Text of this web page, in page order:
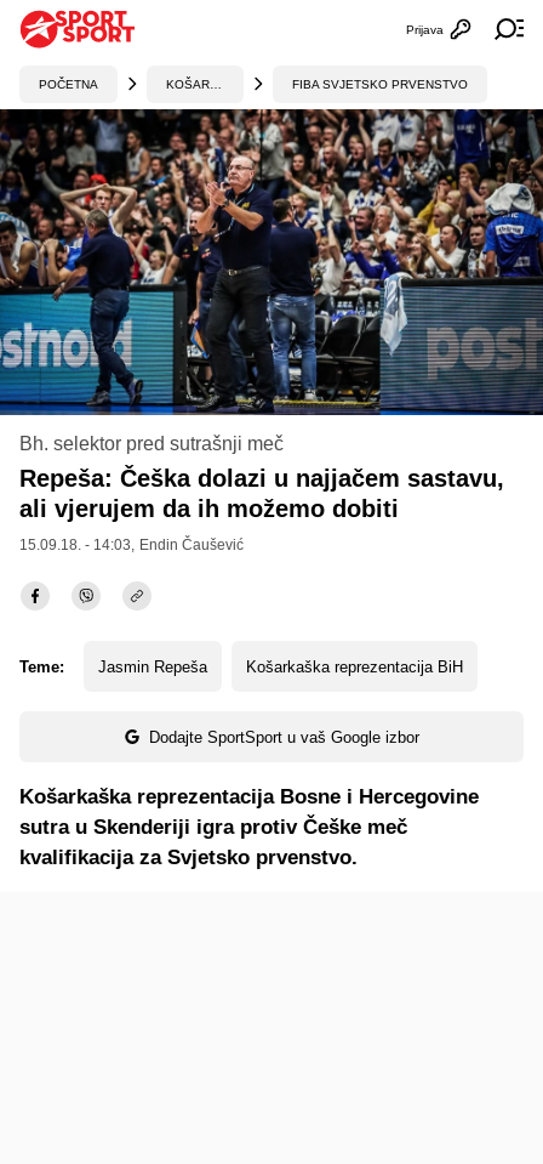
Otvori
Prijava
POČETNA FIBA SVJETSKO PRVENSTVO
Bh. selektor pred sutrašnji meč
Repeša: Češka dolazi u najjačem sastavu,
ali vjerujem da ih možemo dobiti
15.09.18. - 14:03, Endin Čaušević
Teme: Jasmin Repeša Košarkaška reprezentacija BiH
Dodajte SportSport u vaš Google izbor
Košarkaška reprezentacija Bosne i Hercegovine
sutra u Skenderiji igra protiv Češke meč
kvalifikacija za Svjetsko prvenstvo.